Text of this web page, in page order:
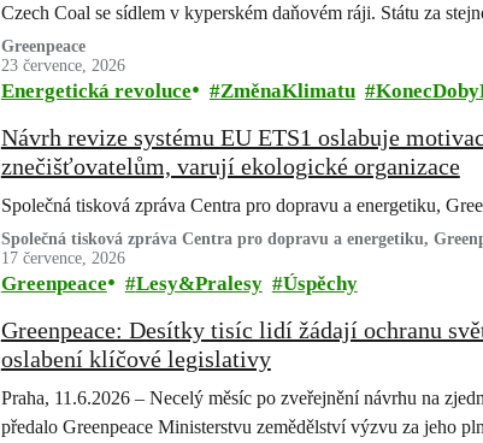
Czech Coal se sídlem v kyperském daňovém ráji. Státu za
Greenpeace
23 července, 2026
Energetická revoluce ZměnaKlimatu
Návrh revize systému EU ETS1 oslabuje
znečišťovatelům, varují ekologické organizace
Společná tisková zpráva Centra pro dopravu a energetiku,
Společná tisková zpráva Centra pro dopravu a energetiku,
17 července, 2026
Greenpeace Lesy&Pralesy Úspěchy
Greenpeace: Desítky tisíc lidí žádají ochranu
oslabení klíčové legislativy
Praha, 11.6.2026 – Necelý měsíc po zveřejnění návrhu na
předalo Greenpeace Ministerstvu zemědělství výzvu za jeho